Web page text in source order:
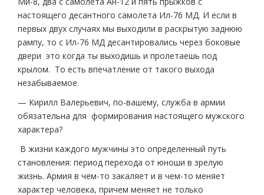
настоящего десантного самолета Ил-76 МД. И если в
первых двух случаях мы выходили в раскрытую заднюю
рампу, то с Ил-76 МД десантировались через боковые
двери это когда ты выходишь и пролетаешь под
крылом. То есть впечатление от такого выхода
незабываемое.
— Кирилл Валерьевич, по-вашему, служба в армии
обязательна для формирования настоящего мужского
характера?
В жизни каждого мужчины это определенный путь
становления: период перехода от юноши в зрелую
жизнь. Армия в чем-то закаляет и в чем-то меняет
характер человека, причем меняет не только